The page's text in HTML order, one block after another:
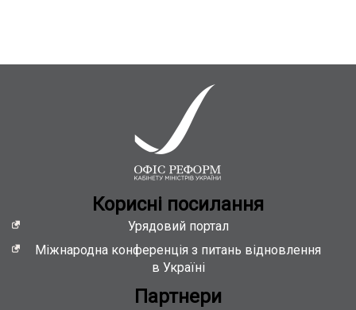
України
експертів
експерток
Кориснi посилання
Урядовий портал
Міжнародна конференція з питань відновлення
в Україні
Партнери